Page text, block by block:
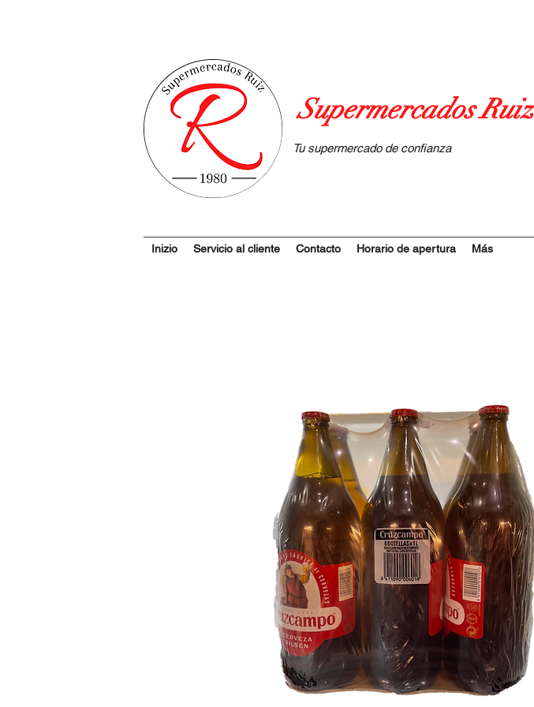
Supermercados Ruiz
Tu supermercado de confianza
Inizio Servicio al cliente Contacto Horario de apertura Más